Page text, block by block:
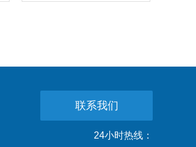
联系我们
24小时热线：